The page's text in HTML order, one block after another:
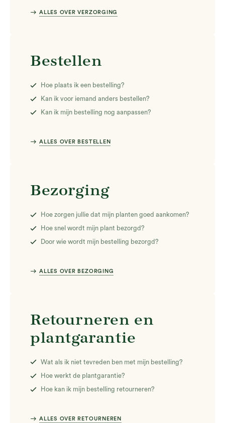
east ALLES OVER VERZORGING
Bestellen
Hoe plaats ik een bestelling?
Kan ik voor iemand anders bestellen?
Kan ik mijn bestelling nog aanpassen?
east ALLES OVER BESTELLEN
Bezorging
Hoe zorgen jullie dat mijn planten goed aankomen?
Hoe snel wordt mijn plant bezorgd?
Door wie wordt mijn bestelling bezorgd?
east ALLES OVER BEZORGING
Retourneren en
plantgarantie
Wat als ik niet tevreden ben met mijn bestelling?
Hoe werkt de plantgarantie?
Hoe kan ik mijn bestelling retourneren?
east ALLES OVER RETOURNEREN